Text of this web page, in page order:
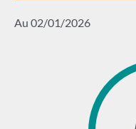
Au 02/01/2026